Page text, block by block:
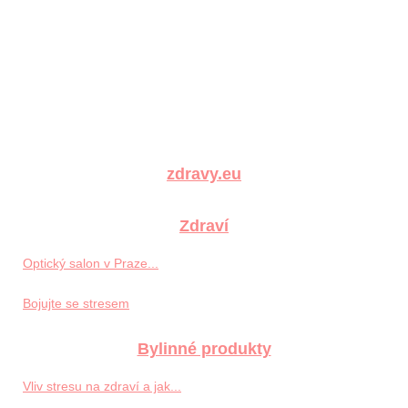
zdravy.eu
Zdraví
Optický salon v Praze...
Bojujte se stresem
Bylinné produkty
Vliv stresu na zdraví a jak...